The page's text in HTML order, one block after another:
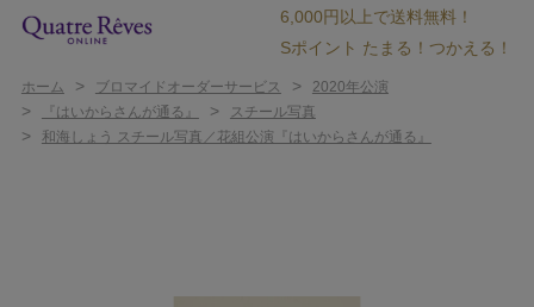
6,000円以上で送料無料！
Sポイント たまる！つかえる！
ホーム > ブロマイドオーダーサービス > 2020年公演
> 『はいからさんが通る』 > スチール写真
> 和海しょう スチール写真／花組公演『はいからさんが通る』